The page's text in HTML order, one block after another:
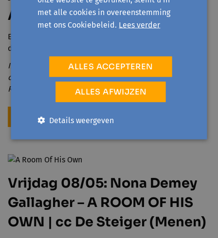
Antigone (Kortrijk)
Een speelse en fysieke ode aan het niet-weten, het
durven twijfelen en het verkennen van nieuwe paden.
Inleidend gesprek: 'Moeten er meer heksen zijn?' met
o.a. Kaat Van Stralen (laureaat De Nieuwe Lichting 2025),
Rita Fenendael en Audrey Apers.
INFO & TICKETS
Vrijdag 08/05: Nona Demey
Gallagher – A ROOM OF HIS
OWN | cc De Steiger (Menen)
met alle cookies in overeenstemming
met ons Cookiebeleid. Lees verder
ALLES ACCEPTEREN
ALLES AFWIJZEN
Details weergeven